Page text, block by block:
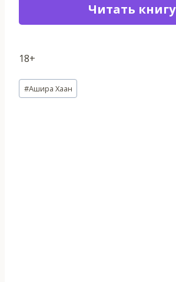
Читать книгу
18+
Метки
записи:
#Ашира Хаан